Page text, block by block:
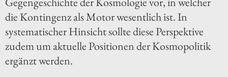
die Kontingenz als Motor wesentlich ist. In
systematischer Hinsicht sollte diese Perspektive
zudem um aktuelle Positionen der Kosmopolitik
ergänzt werden.